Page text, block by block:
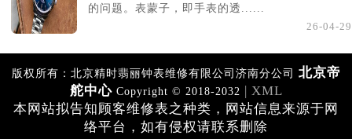
的问题。表蒙子，即手表的透......
26-04-29
版权所有：北京精时翡丽钟表维修有限公司济南分公司 北京帝
舵中心Copyright © 2018-2032 | XML
本网站拟告知顾客维修表之种类，网站信息来源于网
络平台，如有侵权请联系删除